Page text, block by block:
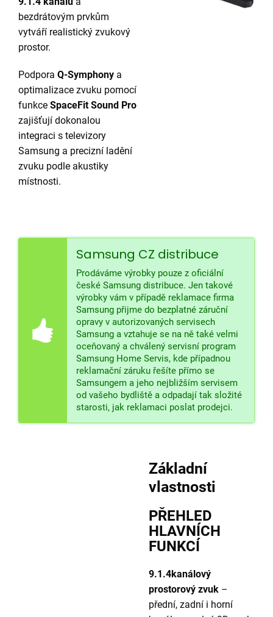
bezdrátovým prvkům
vytváří realistický zvukový
prostor.
Podpora Q-Symphony a
optimalizace zvuku pomocí
funkce SpaceFit Sound Pro
zajišťují dokonalou
integraci s televizory
Samsung a precizní ladění
zvuku podle akustiky
místnosti.
Samsung CZ distribuce
Prodáváme výrobky pouze z oficiální
české Samsung distribuce. Jen takové
výrobky vám v případě reklamace firma
Samsung přijme do bezplatné záruční
opravy v autorizovaných servisech
Samsung a vztahuje se na ně také velmi
oceňovaný a chválený servisní program
Samsung Home Servis, kde případnou
reklamační záruku řešíte přímo se
Samsungem a jeho nejbližším servisem
od vašeho bydliště a odpadají tak složité
starosti, jak reklamaci poslat prodejci.
Základní
vlastnosti
PŘEHLED
HLAVNÍCH
FUNKCÍ
9.1.4kanálový
prostorový zvuk –
přední, zadní i horní